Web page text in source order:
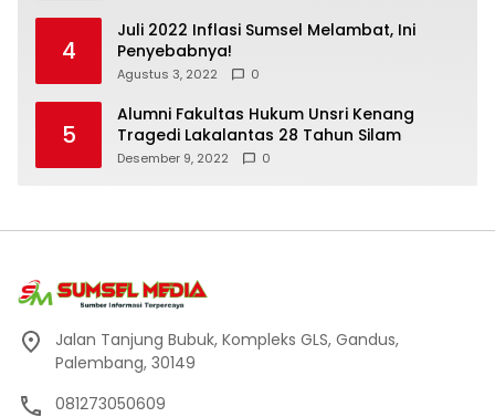
4
Juli 2022 Inflasi Sumsel Melambat, Ini
Penyebabnya!
Agustus 3, 2022 0
5
Alumni Fakultas Hukum Unsri Kenang
Tragedi Lakalantas 28 Tahun Silam
Desember 9, 2022 0
Jalan Tanjung Bubuk, Kompleks GLS, Gandus,
Palembang, 30149
081273050609